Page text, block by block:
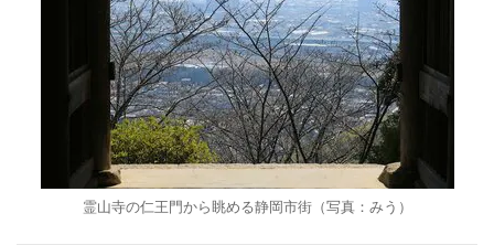
霊山寺の仁王門から眺める静岡市街（写真：みう）